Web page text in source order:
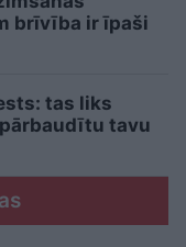
brīvība ir īpaši
tas liks
tavu